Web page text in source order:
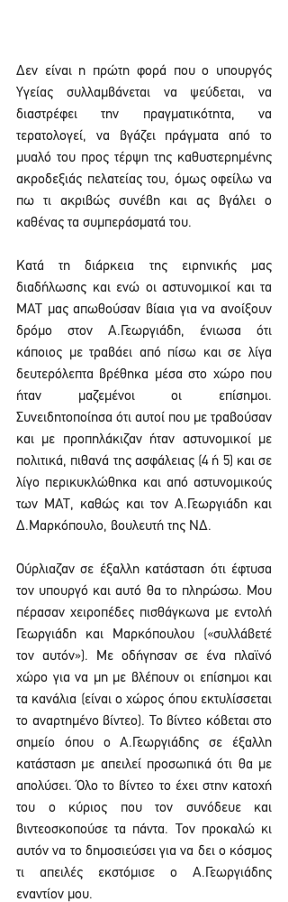
Δεν είναι η πρώτη φορά που ο υπουργός
Υγείας συλλαμβάνεται να ψεύδεται, να
διαστρέφει την πραγματικότητα, να
τερατολογεί, να βγάζει πράγματα από το
μυαλό του προς τέρψη της καθυστερημένης
ακροδεξιάς πελατείας του, όμως οφείλω να
πω τι ακριβώς συνέβη και ας βγάλει ο
καθένας τα συμπεράσματά του.
Κατά τη διάρκεια της ειρηνικής μας
διαδήλωσης και ενώ οι αστυνομικοί και τα
ΜΑΤ μας απωθούσαν βίαια για να ανοίξουν
δρόμο στον Α.Γεωργιάδη, ένιωσα ότι
κάποιος με τραβάει από πίσω και σε λίγα
δευτερόλεπτα βρέθηκα μέσα στο χώρο που
ήταν μαζεμένοι οι επίσημοι.
Συνειδητοποίησα ότι αυτοί που με τραβούσαν
και με προπηλάκιζαν ήταν αστυνομικοί με
πολιτικά, πιθανά της ασφάλειας (4 ή 5) και σε
λίγο περικυκλώθηκα και από αστυνομικούς
των ΜΑΤ, καθώς και τον Α.Γεωργιάδη και
Δ.Μαρκόπουλο, βουλευτή της ΝΔ.
Ούρλιαζαν σε έξαλλη κατάσταση ότι έφτυσα
τον υπουργό και αυτό θα το πληρώσω. Μου
πέρασαν χειροπέδες πισθάγκωνα με εντολή
Γεωργιάδη και Μαρκόπουλου («συλλάβετέ
τον αυτόν»). Με οδήγησαν σε ένα πλαϊνό
χώρο για να μη με βλέπουν οι επίσημοι και
τα κανάλια (είναι ο χώρος όπου εκτυλίσσεται
το αναρτημένο βίντεο). Το βίντεο κόβεται στο
σημείο όπου ο Α.Γεωργιάδης σε έξαλλη
κατάσταση με απειλεί προσωπικά ότι θα με
απολύσει. Όλο το βίντεο το έχει στην κατοχή
του ο κύριος που τον συνόδευε και
βιντεοσκοπούσε τα πάντα. Τον προκαλώ κι
αυτόν να το δημοσιεύσει για να δει ο κόσμος
τι απειλές εκστόμισε ο Α.Γεωργιάδης
εναντίον μου.